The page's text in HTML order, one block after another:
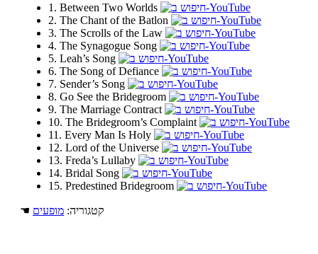
1. Between Two Worlds
2. The Chant of the Batlon
3. The Scrolls of the Law
4. The Synagogue Song
5. Leah’s Song
6. The Song of Defiance
7. Sender’s Song
8. Go See the Bridegroom
9. The Marriage Contract
10. The Bridegroom’s Complaint
11. Every Man Is Holy
12. Lord of the Universe
13. Freda’s Lullaby
14. Bridal Song
15. Predestined Bridegroom
☚ קטגוריה: מופעים